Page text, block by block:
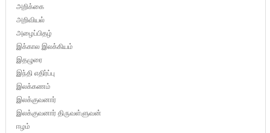
அறிக்கை
அறிவியல்
அழைப்பிதழ்
இக்கால இலக்கியம்
இதழுரை
இந்தி எதிர்ப்பு
இலக்கணம்
இலக்குவனார்
இலக்குவனார் திருவள்ளுவன்
ஈழம்